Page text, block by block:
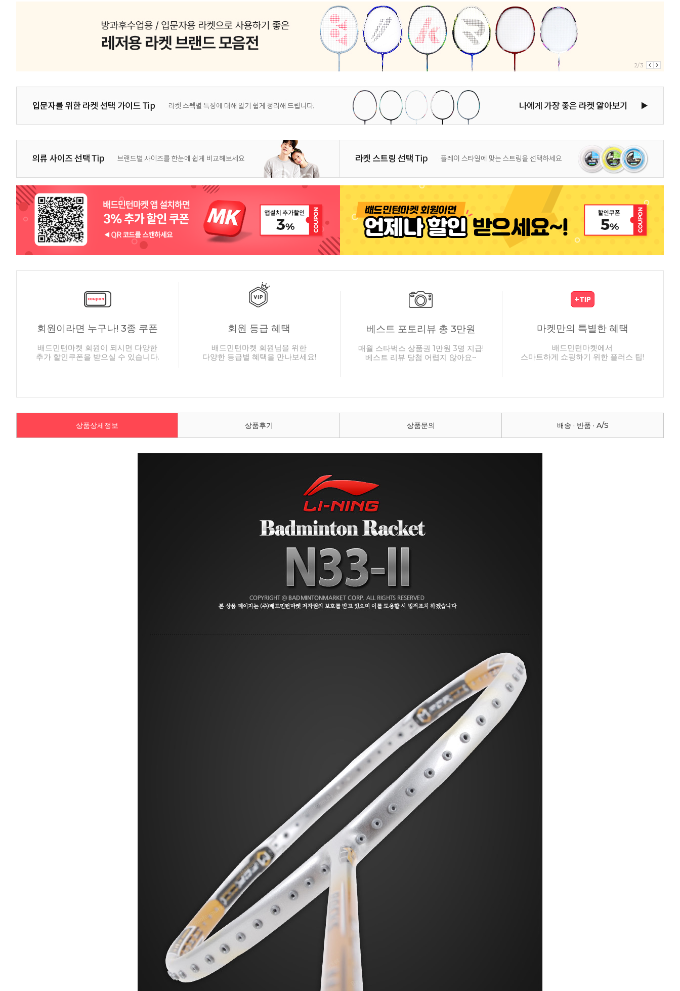
2/3
회원이라면 누구나! 3종 쿠폰
배드민턴마켓 회원이 되시면 다양한
추가 할인쿠폰을 받으실 수 있습니다.
회원 등급 혜택
배드민턴마켓 회원님을 위한
다양한 등급별 혜택을 만나보세요!
베스트 포토리뷰 총 3만원
매월 스타벅스 상품권 1만원 3명 지급!
베스트 리뷰 당첨 어렵지 않아요~
마켓만의 특별한 혜택
배드민턴마켓에서
스마트하게 쇼핑하기 위한 플러스 팁!
상품상세정보 상품후기 상품문의 배송 · 반품 · A/S